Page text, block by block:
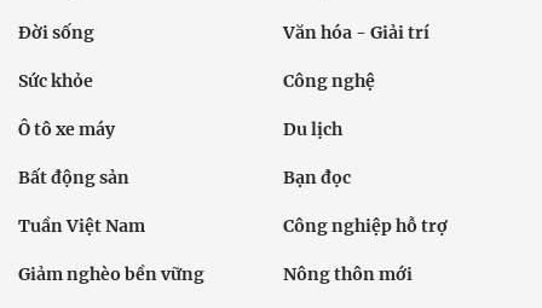
Đời sống Văn hóa - Giải trí
Sức khỏe Công nghệ
Ô tô xe máy Du lịch
Bất động sản Bạn đọc
Tuần Việt Nam Công nghiệp hỗ trợ
Giảm nghèo bền vững Nông thôn mới